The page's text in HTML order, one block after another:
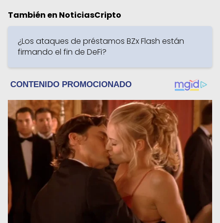
También en NoticiasCripto
¿Los ataques de préstamos BZx Flash están
firmando el fin de DeFi?